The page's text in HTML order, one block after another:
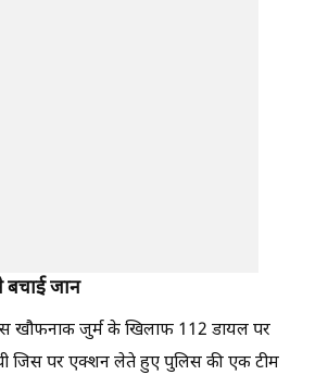
जान
खौफनाक जुर्म के खिलाफ 112 डायल पर
जिस पर एक्शन लेते हुए पुलिस की एक टीम